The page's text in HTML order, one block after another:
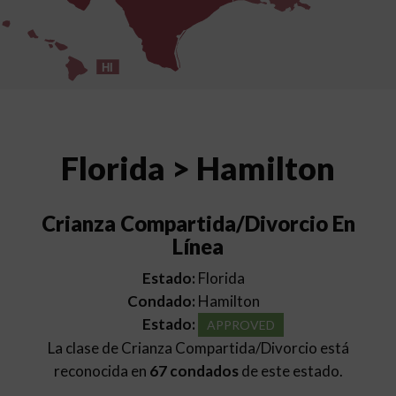
HI
Florida > Hamilton
Crianza Compartida/Divorcio En
Línea
Estado: Florida
Condado: Hamilton
Estado:
APPROVED
La clase de Crianza Compartida/Divorcio está
reconocida en 67 condadosde este estado.